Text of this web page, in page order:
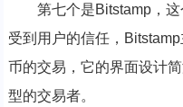
第七个是Bitstamp，
受到用户的信任，
币的交易，它的界面设计
型的交易者。